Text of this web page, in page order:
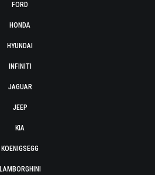
FORD
HONDA
HYUNDAI
INFINITI
JAGUAR
JEEP
KIA
KOENIGSEGG
LAMBORGHINI